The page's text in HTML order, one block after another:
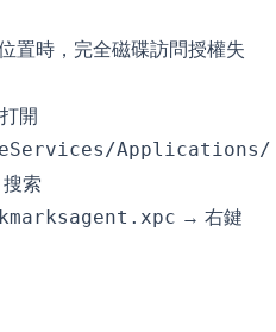
置時，完全磁碟訪問授權失
開
Applications/
索
→ 右鍵